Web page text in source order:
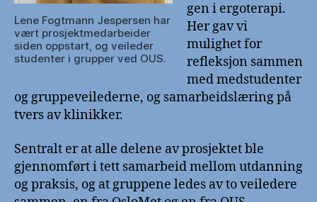
Lene Fogtmann Jespersen har
vært prosjektmedarbeider
siden oppstart, og veileder
studenter i grupper ved OUS.
gen i ergoterapi.
Her gav vi
mulighet for
refleksjon sammen
med medstudenter
og gruppeveilederne, og samarbeidslæring på
tvers av klinikker.
Sentralt er at alle delene av prosjektet ble
gjennomført i tett samarbeid mellom utdanning
og praksis, og at gruppene ledes av to veiledere